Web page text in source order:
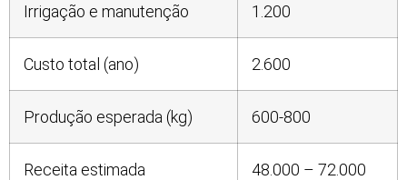
Irrigação e manutenção 1.200
Custo total (ano) 2.600
Produção esperada (kg) 600-800
Receita estimada 48.000 – 72.000